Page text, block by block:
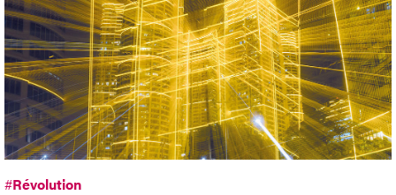
#Révolution